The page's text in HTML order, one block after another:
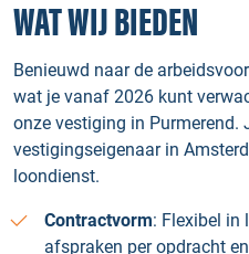
WAT WIJ BIEDEN
Benieuwd naar de
wat je vanaf 2026 kunt
onze vestiging in Purmerend.
vestigingseigenaar in
loondienst.
Contractvorm: Flexibel in
afspraken per opdracht